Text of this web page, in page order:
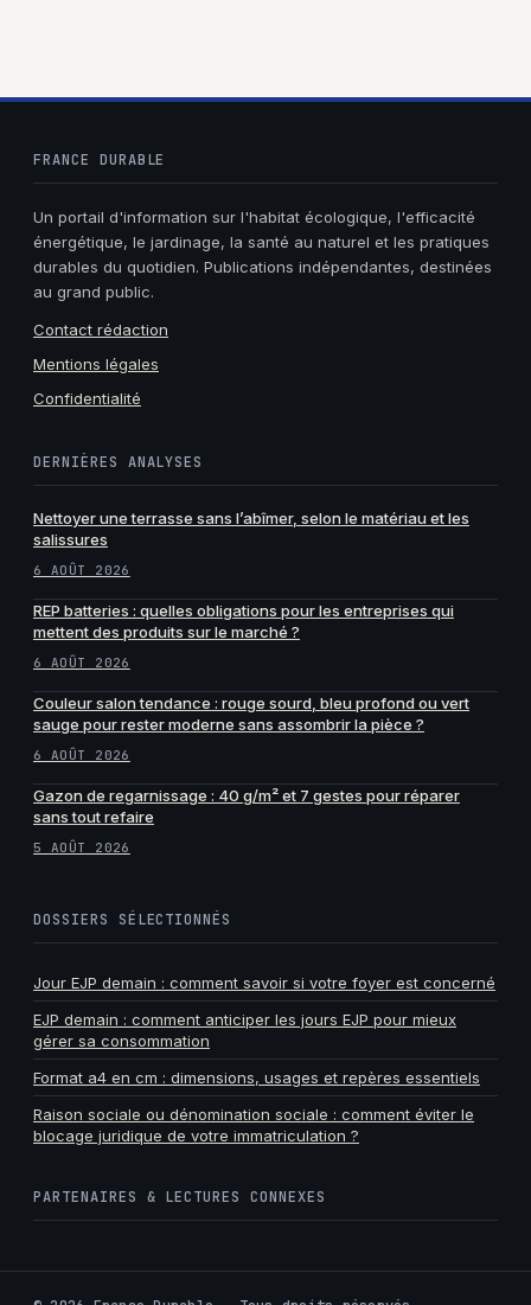
FRANCE DURABLE
Un portail d'information sur l'habitat écologique, l'efficacité
énergétique, le jardinage, la santé au naturel et les pratiques
durables du quotidien. Publications indépendantes, destinées
au grand public.
Contact rédaction
Mentions légales
Confidentialité
DERNIÈRES ANALYSES
Nettoyer une terrasse sans l’abîmer, selon le matériau et les
salissures
6 AOÛT 2026
REP batteries : quelles obligations pour les entreprises qui
mettent des produits sur le marché ?
6 AOÛT 2026
Couleur salon tendance : rouge sourd, bleu profond ou vert
sauge pour rester moderne sans assombrir la pièce ?
6 AOÛT 2026
Gazon de regarnissage : 40 g/m² et 7 gestes pour réparer
sans tout refaire
5 AOÛT 2026
DOSSIERS SÉLECTIONNÉS
Jour EJP demain : comment savoir si votre foyer est concerné
EJP demain : comment anticiper les jours EJP pour mieux
gérer sa consommation
Format a4 en cm : dimensions, usages et repères essentiels
Raison sociale ou dénomination sociale : comment éviter le
blocage juridique de votre immatriculation ?
PARTENAIRES & LECTURES CONNEXES